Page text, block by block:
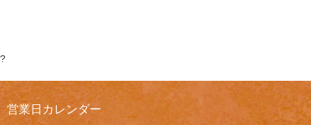
?
営業日カレンダー